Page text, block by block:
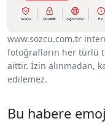
www.sozcu.com.tr
fotoğrafların her türlü
aittir. İzin alınmadan,
edilemez.
Bu habere